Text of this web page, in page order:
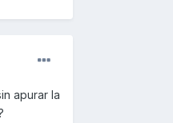
apurar la